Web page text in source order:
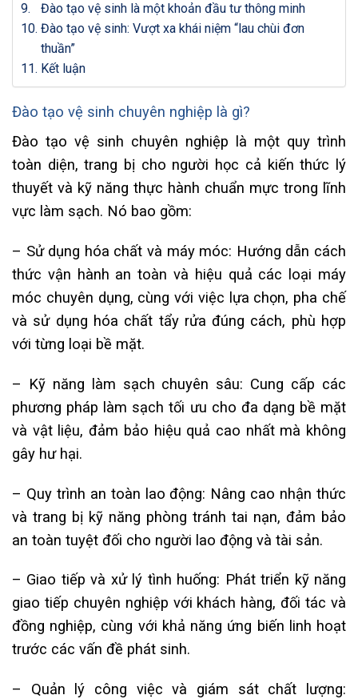
Đào tạo vệ sinh là một khoản đầu tư thông minh
Đào tạo vệ sinh: Vượt xa khái niệm “lau chùi đơn
thuần”
Kết luận
Đào tạo vệ sinh chuyên nghiệp là gì?
Đào tạo vệ sinh chuyên nghiệp là một quy trình
toàn diện, trang bị cho người học cả kiến thức lý
thuyết và kỹ năng thực hành chuẩn mực trong lĩnh
vực làm sạch. Nó bao gồm:
– Sử dụng hóa chất và máy móc: Hướng dẫn cách
thức vận hành an toàn và hiệu quả các loại máy
móc chuyên dụng, cùng với việc lựa chọn, pha chế
và sử dụng hóa chất tẩy rửa đúng cách, phù hợp
với từng loại bề mặt.
– Kỹ năng làm sạch chuyên sâu: Cung cấp các
phương pháp làm sạch tối ưu cho đa dạng bề mặt
và vật liệu, đảm bảo hiệu quả cao nhất mà không
gây hư hại.
– Quy trình an toàn lao động: Nâng cao nhận thức
và trang bị kỹ năng phòng tránh tai nạn, đảm bảo
an toàn tuyệt đối cho người lao động và tài sản.
– Giao tiếp và xử lý tình huống: Phát triển kỹ năng
giao tiếp chuyên nghiệp với khách hàng, đối tác và
đồng nghiệp, cùng với khả năng ứng biến linh hoạt
trước các vấn đề phát sinh.
– Quản lý công việc và giám sát chất lượng: